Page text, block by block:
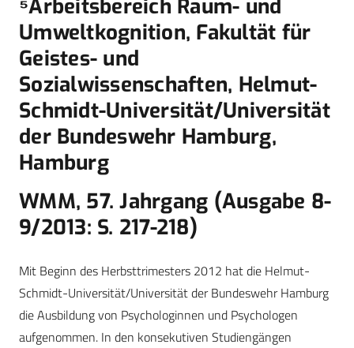
⁵Arbeitsbereich Raum- und
Umweltkognition, Fakultät für
Geistes- und
Sozialwissenschaften, Helmut-
Schmidt-Universität/Universität
der Bundeswehr Hamburg,
Hamburg
WMM, 57. Jahrgang (Ausgabe 8-
9/2013: S. 217-218)
Mit Beginn des Herbsttrimesters 2012 hat die Helmut-
Schmidt-Universität/Universität der Bundeswehr Hamburg
die Ausbildung von Psychologinnen und Psychologen
aufgenommen. In den konsekutiven Studiengängen